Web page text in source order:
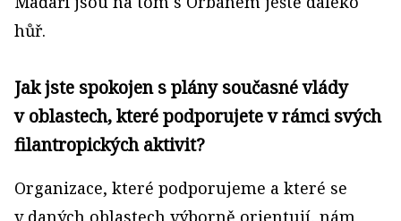
hůř.
Jak jste spokojen s plány současné vlády
v oblastech, které podporujete v rámci svých
filantropických aktivit?
Organizace, které podporujeme a které se
v daných oblastech výborně orientují, nám